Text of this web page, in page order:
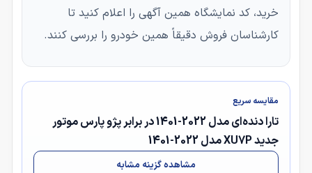
خرید، کد نمایشگاه همین آگهی را اعلام کنید تا
کارشناسان فروش دقیقاً همین خودرو را بررسی کنند.
مقایسه سریع
تارا دنده‌ای مدل 2022-1401 در برابر پژو پارس موتور
جدید XU7P مدل 2022-1401
مشاهده گزینه مشابه